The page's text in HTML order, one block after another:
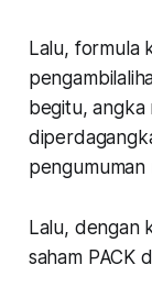
Lalu, formula
begitu, angka
pengumuman
Lalu, dengan
saham PACK